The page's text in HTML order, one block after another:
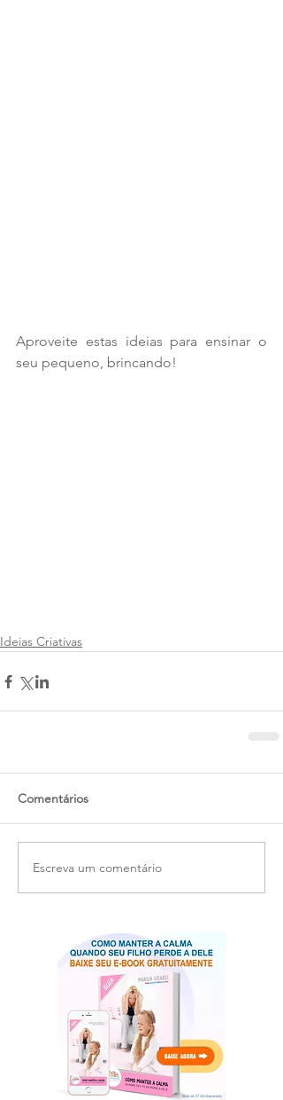
Aproveite estas ideias para ensinar o
seu pequeno, brincando!
Ideias Criativas
Comentários
Escreva um comentário